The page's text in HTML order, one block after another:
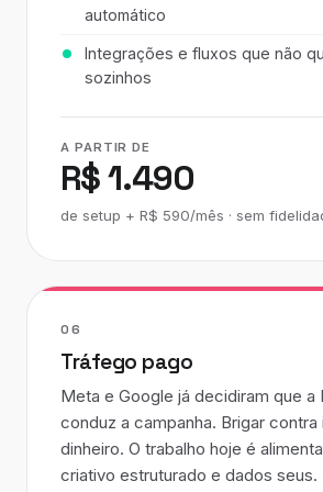
automático
Integrações e fluxos que não
sozinhos
A PARTIR DE
R$ 1.490
de setup + R$ 590/mês · sem
06
Tráfego pago
Meta e Google já decidiram que a
conduz a campanha. Brigar
dinheiro. O trabalho hoje é
criativo estruturado e dados seus.